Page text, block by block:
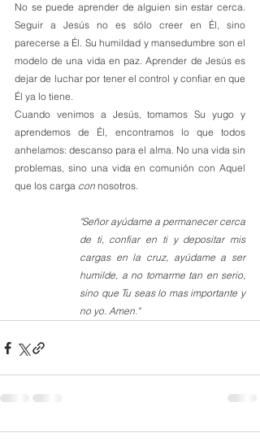
No se puede aprender de alguien sin estar cerca.
Seguir a Jesús no es sólo creer en Él, sino
parecerse a Él. Su humildad y mansedumbre son el
modelo de una vida en paz. Aprender de Jesús es
dejar de luchar por tener el control y confiar en que
Él ya lo tiene.
Cuando venimos a Jesús, tomamos Su yugo y
aprendemos de Él, encontramos lo que todos
anhelamos: descanso para el alma. No una vida sin
problemas, sino una vida en comunión con Aquel
que los carga con nosotros.
"Señor ayúdame a permanecer cerca
de ti, confiar en ti y depositar mis
cargas en la cruz, ayúdame a ser
humilde, a no tomarme tan en serio,
sino que Tu seas lo mas importante y
no yo. Amen."